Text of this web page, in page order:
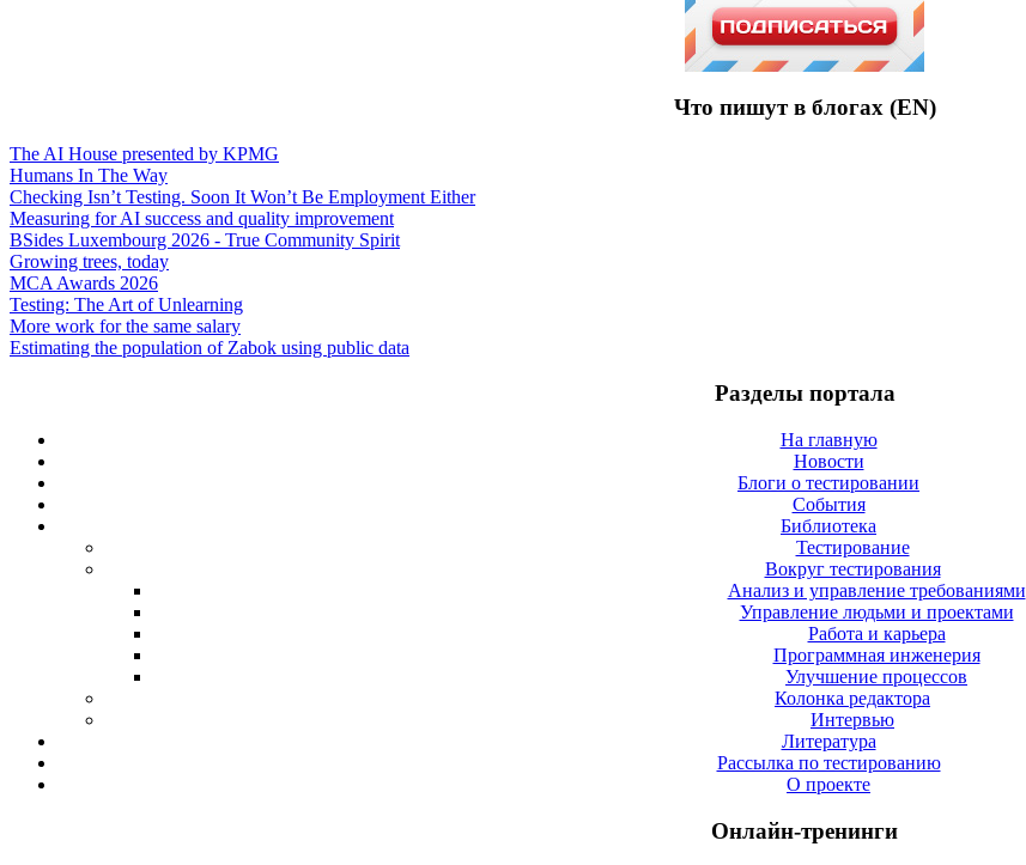
Что пишут в блогах (EN)
The AI House presented by KPMG
Humans In The Way
Checking Isn’t Testing. Soon It Won’t Be Employment Either
Measuring for AI success and quality improvement
BSides Luxembourg 2026 - True Community Spirit
Growing trees, today
MCA Awards 2026
Testing: The Art of Unlearning
More work for the same salary
Estimating the population of Zabok using public data
Разделы портала
На главную
Новости
Блоги о тестировании
События
Библиотека
Тестирование
Вокруг тестирования
Анализ и управление требованиями
Управление людьми и проектами
Работа и карьера
Программная инженерия
Улучшение процессов
Колонка редактора
Интервью
Литература
Рассылка по тестированию
О проекте
Онлайн-тренинги